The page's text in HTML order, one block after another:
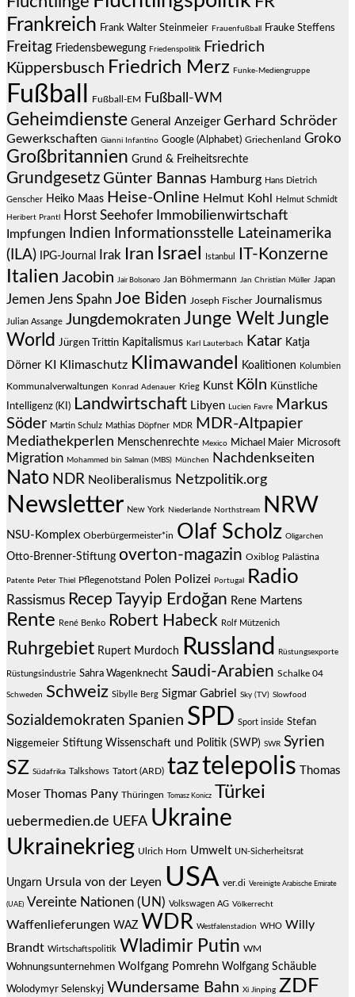
Frankreich Frank Walter Steinmeier Frauenfußball Frauke Steffens
Freitag Friedensbewegung Friedenspolitik
Friedrich
Küppersbusch Friedrich Merz Funke-Mediengruppe
Fußball Fußball-EM Fußball-WM
Geheimdienste General Anzeiger Gerhard Schröder
Gewerkschaften Gianni Infantino Google (Alphabet) Griechenland Groko
Großbritannien Grund & Freiheitsrechte
Grundgesetz Günter Bannas Hamburg Hans Dietrich
Genscher Heiko Maas Heise-Online Helmut Kohl Helmut Schmidt
Heribert Prantl Horst Seehofer Immobilienwirtschaft
Impfungen Indien Informationsstelle Lateinamerika
(ILA)
IPG-Journal Irak Iran Israel Istanbul IT-Konzerne
Italien Jacobin Jair Bolsonaro Jan Böhmermann Jan Christian Müller Japan
Jemen Jens Spahn Joe Biden Joseph Fischer Journalismus
Julian Assange Jungdemokraten Junge WeltJungle
World Jürgen Trittin Kapitalismus Karl Lauterbach Katar Katja
Dörner KI Klimaschutz Klimawandel Koalitionen Kolumbien
Kommunalverwaltungen Konrad Adenauer Krieg Kunst Köln Künstliche
Intelligenz (KI) Landwirtschaft Libyen Lucien Favre
Markus
Söder Martin Schulz Mathias Döpfner MDR MDR-Altpapier
Mediathekperlen Menschenrechte Mexico Michael Maier Microsoft
Migration Mohammed bin Salman (MBS) München Nachdenkseiten
Nato NDR Neoliberalismus Netzpolitik.org
Newsletter New York Niederlande Northstream NRW
NSU-Komplex Oberbürgermeister*in Olaf Scholz Oligarchen
Otto-Brenner-Stiftung overton-magazin Oxiblog Palästina
Patente Peter Thiel Pflegenotstand Polen Polizei Portugal Radio
Rassismus Recep Tayyip Erdoğan Rene Martens
Rente René Benko Robert Habeck Rolf Mützenich
Ruhrgebiet Rupert Murdoch Russland Rüstungsexporte
Rüstungsindustrie Sahra Wagenknecht Saudi-Arabien Schalke 04
Schweden Schweiz Sibylle Berg Sigmar Gabriel Sky (TV) Slowfood
Sozialdemokraten Spanien SPD Sport inside Stefan
Niggemeier Stiftung Wissenschaft und Politik (SWP) SWR Syrien
SZ Südafrika Talkshows Tatort (ARD) taztelepolis
Thomas
Moser Thomas Pany Thüringen Tomasz Konicz Türkei
uebermedien.de UEFA Ukraine
Ukrainekrieg Ulrich Horn Umwelt UN-Sicherheitsrat
Ungarn Ursula von der Leyen USA ver.di Vereinigte Arabische Emirate
(UAE) Vereinte Nationen (UN) Volkswagen AG Völkerrecht
Waffenlieferungen WAZ WDR Westfalenstadion WHO Willy
Brandt Wirtschaftspolitik Wladimir Putin WM
Wohnungsunternehmen Wolfgang Pomrehn Wolfgang Schäuble
Wolodymyr Selenskyj Wundersame Bahn Xi Jinping ZDF